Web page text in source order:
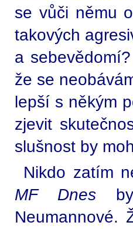
se vůči němu
takových
a
že se
lepší s někým
zjevit
slušnost by
Nikdo zatím
MF Dnes
Neumannové.